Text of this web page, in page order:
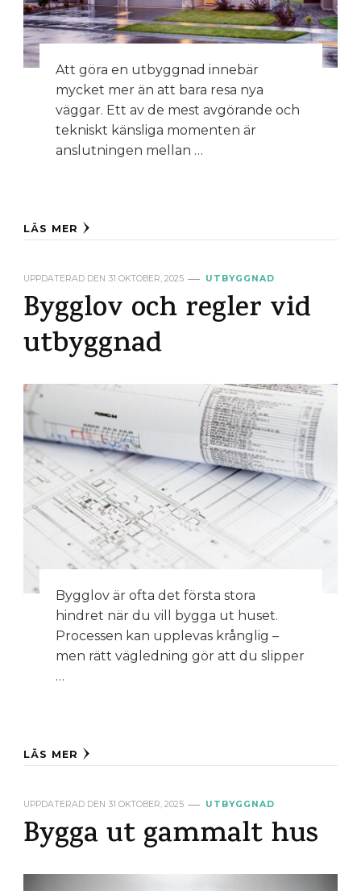
Att göra en utbyggnad innebär
mycket mer än att bara resa nya
väggar. Ett av de mest avgörande och
tekniskt känsliga momenten är
anslutningen mellan …
LÄS MER
UPPDATERAD DEN 31 OKTOBER, 2025 UTBYGGNAD
Bygglov och regler vid
utbyggnad
Bygglov är ofta det första stora
hindret när du vill bygga ut huset.
Processen kan upplevas krånglig –
men rätt vägledning gör att du slipper
…
LÄS MER
UPPDATERAD DEN 31 OKTOBER, 2025 UTBYGGNAD
Bygga ut gammalt hus